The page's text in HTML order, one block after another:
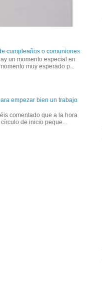
cumpleaños o comuniones
un momento especial en
muy esperado p...
empezar bien un trabajo
comentado que a la hora
de inicio peque...